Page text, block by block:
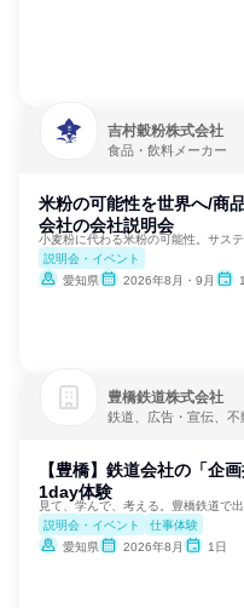
吉村穀粉株式会社
食品・飲料メーカー
米粉の可能性を世界へ/商
会社の会社説明会
説明会・イベント
愛知県
2026年8月・9月
豊橋鉄道株式会社
鉄道、広告・宣伝、不
【豊橋】鉄道会社の「企
1day体験
見て、学んで、考える。豊橋鉄道で
説明会・イベント
仕事体験
愛知県
2026年8月 1日